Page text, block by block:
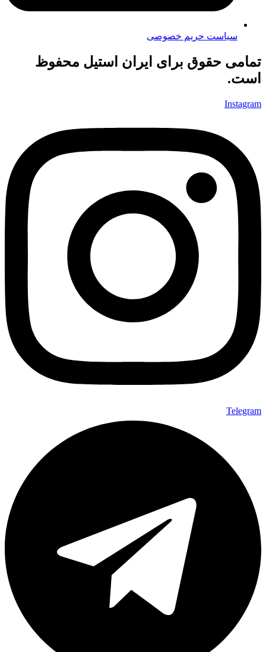
سیاست حریم خصوصی
تمامی حقوق برای ایران استیل محفوظ
است.
Instagram
Telegram